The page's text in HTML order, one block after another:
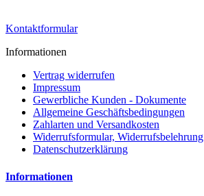
Kontaktformular
Informationen
Vertrag widerrufen
Impressum
Gewerbliche Kunden - Dokumente
Allgemeine Geschäftsbedingungen
Zahlarten und Versandkosten
Widerrufsformular, Widerrufsbelehrung
Datenschutzerklärung
Informationen